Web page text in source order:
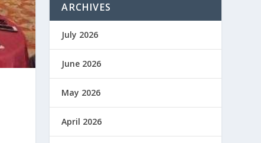
ARCHIVES
July 2026
June 2026
May 2026
April 2026